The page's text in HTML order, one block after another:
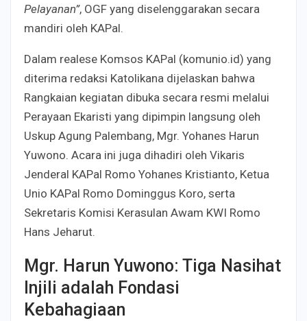
Pelayanan”, OGF yang diselenggarakan secara
mandiri oleh KAPal.
Dalam realese Komsos KAPal (komunio.id) yang
diterima redaksi Katolikana dijelaskan bahwa
Rangkaian kegiatan dibuka secara resmi melalui
Perayaan Ekaristi yang dipimpin langsung oleh
Uskup Agung Palembang, Mgr. Yohanes Harun
Yuwono. Acara ini juga dihadiri oleh Vikaris
Jenderal KAPal Romo Yohanes Kristianto, Ketua
Unio KAPal Romo Dominggus Koro, serta
Sekretaris Komisi Kerasulan Awam KWI Romo
Hans Jeharut.
Mgr. Harun Yuwono: Tiga Nasihat
Injili adalah Fondasi
Kebahagiaan